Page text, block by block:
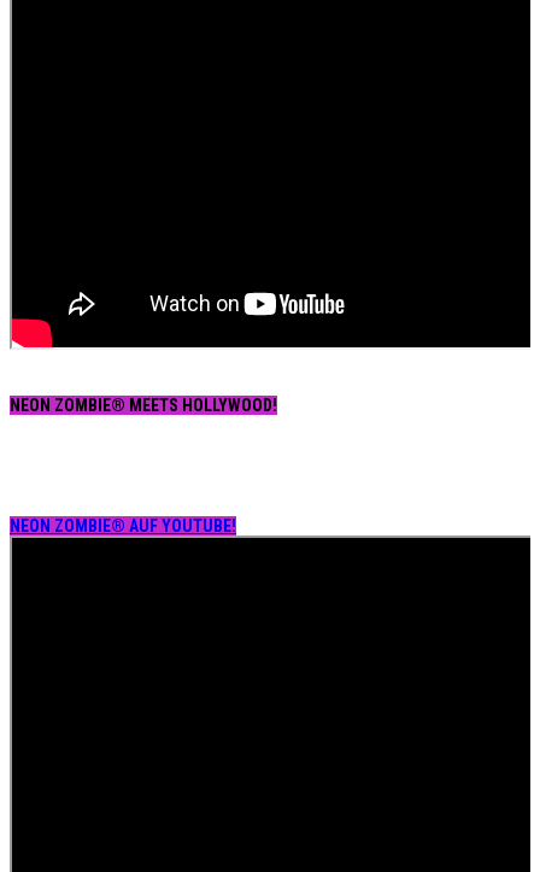
NEON ZOMBIE® MEETS HOLLYWOOD!
NEON ZOMBIE® AUF YOUTUBE!